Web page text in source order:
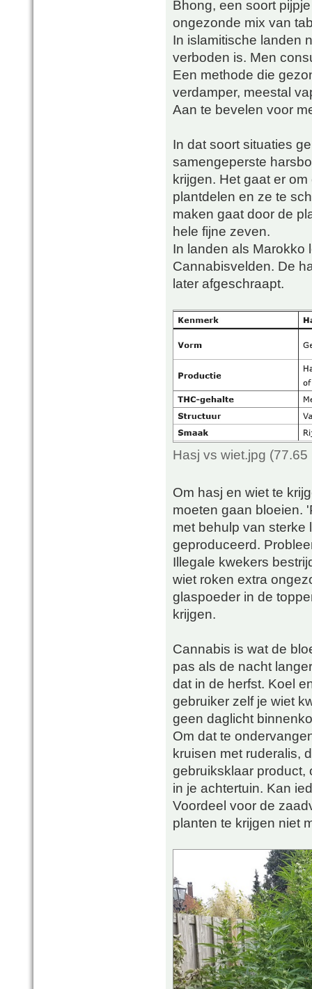
Bhong, een soort
ongezonde mix van
In islamitische landen
verboden is. Men
Een methode die
verdamper, meestal
Aan te bevelen voor
In dat soort situaties
samengeperste
krijgen. Het gaat er
plantdelen en ze te
maken gaat door de
hele fijne zeven.
In landen als Marokko
Cannabisvelden. De
later afgeschraapt.
Hasj vs wiet.jpg
Om hasj en wiet te
moeten gaan bloeien.
met behulp van sterke
geproduceerd.
Illegale kwekers
wiet roken extra
glaspoeder in de
krijgen.
Cannabis is wat de
pas als de nacht
dat in de herfst. Koel
gebruiker zelf je wiet
geen daglicht
Om dat te
kruisen met ruderalis,
gebruiksklaar product,
in je achtertuin. Kan
Voordeel voor de
planten te krijgen niet